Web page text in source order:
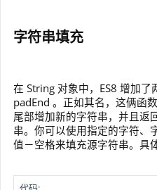
字符串填充
在 String 对象中，ES8 增加
padEnd 。正如其名，这俩函
尾部增加新的字符串，并且返
串。你可以使用指定的字符、
值－空格来填充源字符串。具